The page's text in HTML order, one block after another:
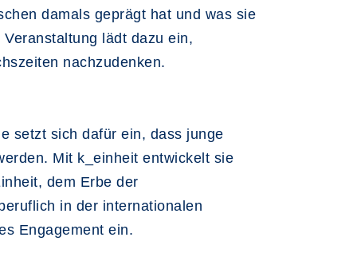
damals geprägt hat und was sie
lädt dazu ein,
nachzudenken.
setzt sich dafür ein, dass junge
Mit k_einheit entwickelt sie
dem Erbe der
in der internationalen
Engagement ein.